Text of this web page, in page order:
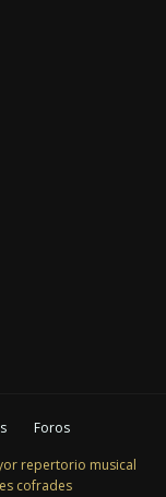
Foros
repertorio musical
cofrades